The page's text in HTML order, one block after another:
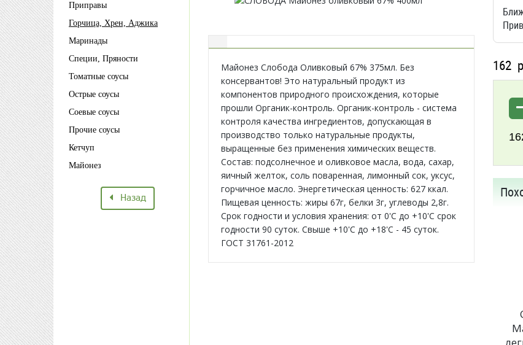
Приправы
Горчица, Хрен, Аджика
Маринады
Специи, Пряности
Томатные соусы
Острые соусы
Соевые соусы
Прочие соусы
Кетчуп
Майонез
Назад
Майонез Слобода Оливковый 67% 375мл. Без
консервантов! Это натуральный продукт из
компонентов природного происхождения, которые
прошли Органик-контроль. Органик-контроль - система
контроля качества ингредиентов, допускающая в
производство только натуральные продукты,
выращенные без применения химических веществ.
Состав: подсолнечное и оливковое масла, вода, сахар,
яичный желток, соль поваренная, лимонный сок, уксус,
горчичное масло. Энергетическая ценность: 627 ккал.
Пищевая ценность: жиры 67г, белки 3г, углеводы 2,8г.
Срок годности и условия хранения: от 0'C до +10'C срок
годности 90 суток. Свыше +10'C до +18'C - 45 суток.
ГОСТ 31761-2012
162